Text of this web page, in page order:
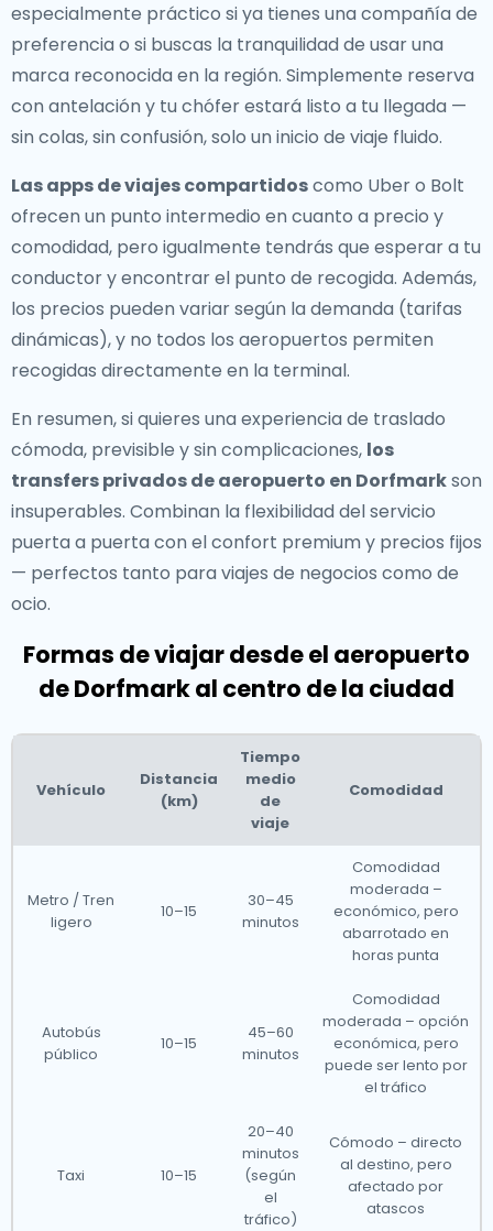
especialmente práctico si ya tienes una compañía de
preferencia o si buscas la tranquilidad de usar una
marca reconocida en la región. Simplemente reserva
con antelación y tu chófer estará listo a tu llegada —
sin colas, sin confusión, solo un inicio de viaje fluido.
Las apps de viajes compartidoscomo Uber o Bolt
ofrecen un punto intermedio en cuanto a precio y
comodidad, pero igualmente tendrás que esperar a tu
conductor y encontrar el punto de recogida. Además,
los precios pueden variar según la demanda (tarifas
dinámicas), y no todos los aeropuertos permiten
recogidas directamente en la terminal.
En resumen, si quieres una experiencia de traslado
cómoda, previsible y sin complicaciones, los
transfers privados de aeropuerto en Dorfmarkson
insuperables. Combinan la flexibilidad del servicio
puerta a puerta con el confort premium y precios fijos
— perfectos tanto para viajes de negocios como de
ocio.
Formas de viajar desde el aeropuerto
de Dorfmark al centro de la ciudad
Vehículo
Distancia
(km)
Tiempo
medio
de
viaje
Comodidad
Metro / Tren
ligero
10–15
30–45
minutos
Comodidad
moderada –
económico, pero
abarrotado en
horas punta
Autobús
público
10–15
45–60
minutos
Comodidad
moderada – opción
económica, pero
puede ser lento por
el tráfico
Taxi 10–15
20–40
minutos
(según
el
tráfico)
Cómodo – directo
al destino, pero
afectado por
atascos